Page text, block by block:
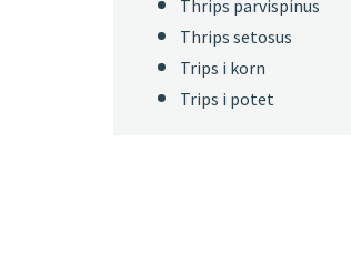
Thrips parvispinus
Thrips setosus
Trips i korn
Trips i potet